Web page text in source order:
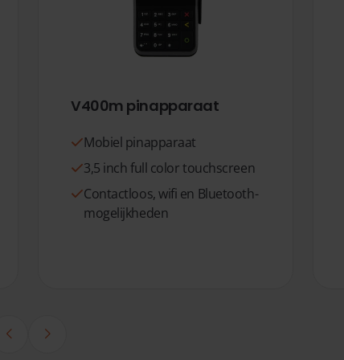
V400m pinapparaat
Mobiel pinapparaat
3,5 inch full color touchscreen
Contactloos, wifi en Bluetooth-
mogelijkheden